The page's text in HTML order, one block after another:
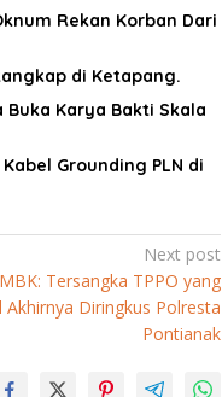
Rekan Korban Dari
di Ketapang.
Karya Bakti Skala
Grounding PLN di
Next post
Tersangka TPPO yang
Akhirnya Diringkus Polresta
Pontianak